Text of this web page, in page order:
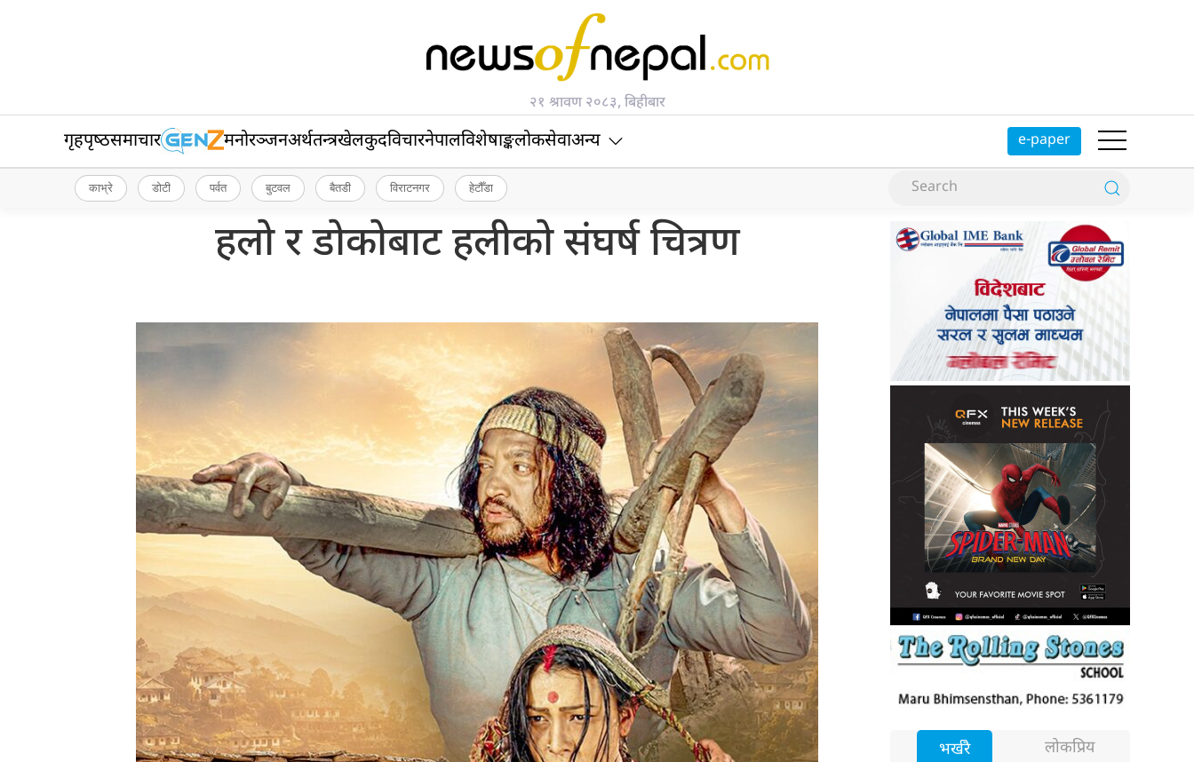
२१ श्रावण २०८३, बिहीबार
गृहपृष्‍ठसमाचार मनोरञ्जनअर्थतन्त्रखेलकुदविचारनेपालविशेषाङ्कलोकसेवाअन्य e-paper
काभ्रे डोटी पर्वत बुटवल बैतडी विराटनगर हेटौँडा
हलो र डोकोबाट हलीको संघर्ष चित्रण
भर्खरै लोकप्रिय